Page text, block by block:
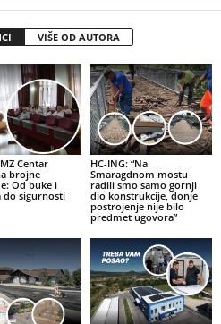
VIŠE OD AUTORA
Centar
brojne
Od buke i
do sigurnosti
HC-ING: “Na
Smaragdnom mostu
radili smo samo gornji
dio konstrukcije, donje
postrojenje nije bilo
predmet ugovora”